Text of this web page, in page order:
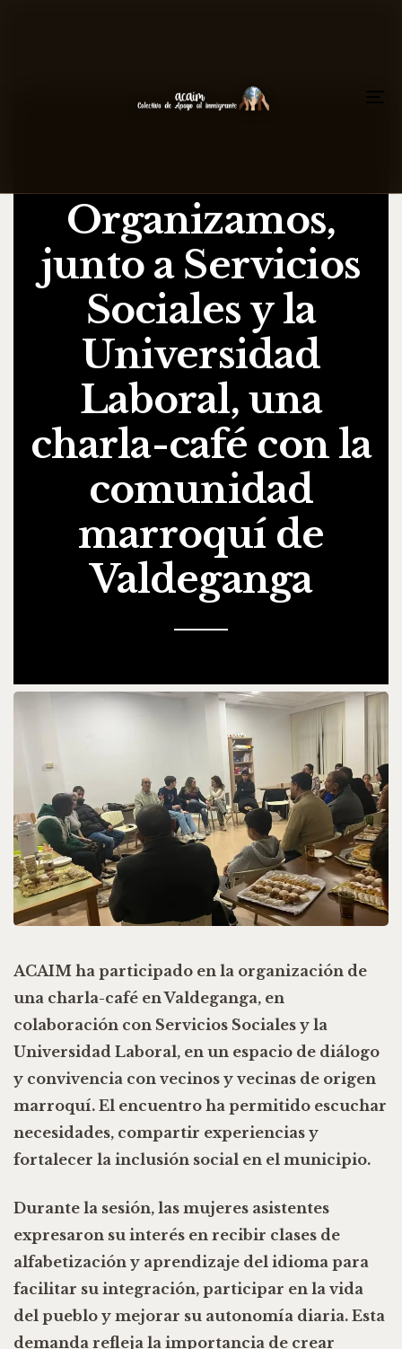
Organizamos,
junto a Servicios
Sociales y la
Universidad
Laboral, una
charla-café con la
comunidad
marroquí de
Valdeganga
ACAIM ha participado en la organización de
una charla-café en Valdeganga, en
colaboración con Servicios Sociales y la
Universidad Laboral, en un espacio de diálogo
y convivencia con vecinos y vecinas de origen
marroquí. El encuentro ha permitido escuchar
necesidades, compartir experiencias y
fortalecer la inclusión social en el municipio.
Durante la sesión, las mujeres asistentes
expresaron su interés en recibir clases de
alfabetización y aprendizaje del idioma para
facilitar su integración, participar en la vida
del pueblo y mejorar su autonomía diaria. Esta
demanda refleja la importancia de crear